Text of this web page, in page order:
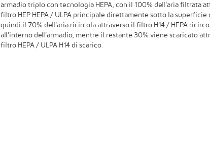
armadio triplo con tecnologia HEPA, con il 100% dell'aria filtrata
filtro HEP HEPA / ULPA principale direttamente sotto la superficie
quindi il 70% dell'aria ricircola attraverso il filtro H14 / HEPA
all'interno dell'armadio, mentre il restante 30% viene scaricato
filtro HEPA / ULPA H14 di scarico.